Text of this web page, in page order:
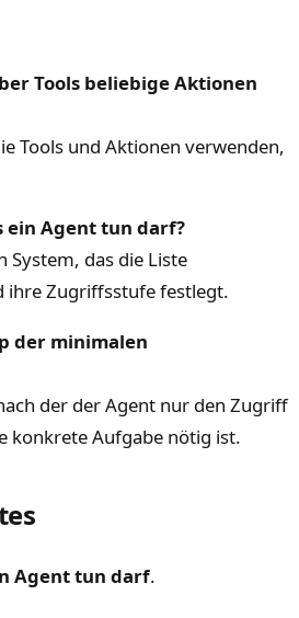
Tools beliebige Aktionen
Tools und Aktionen verwenden,
ein Agent tun darf?
System, das die Liste
ihre Zugriffsstufe festlegt.
der minimalen
der der Agent nur den Zugriff
konkrete Aufgabe nötig ist.
Agent tun darf.